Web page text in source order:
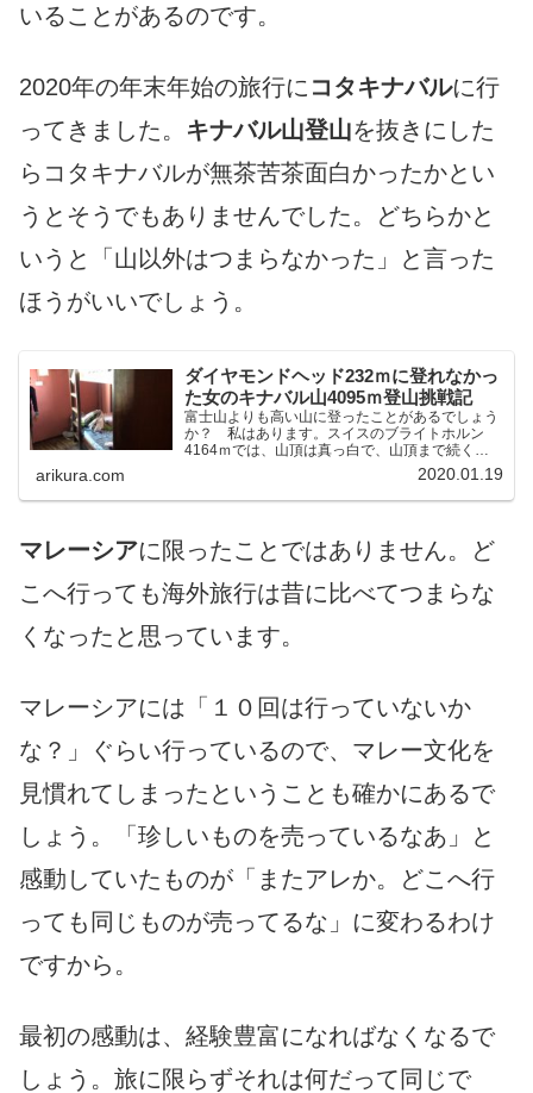
いることがあるのです。
2020年の年末年始の旅行に コタキナバルに行
ってきました。 キナバル山登山を抜きにした
らコタキナバルが無茶苦茶面白かったかとい
うとそうでもありませんでした。どちらかと
いうと「山以外はつまらなかった」と言った
ほうがいいでしょう。
ダイヤモンドヘッド232ｍに登れなかっ
た女のキナバル山4095ｍ登山挑戦記
富士山よりも高い山に登ったことがあるでしょう
か？ 私はあります。スイスのブライトホルン
4164ｍでは、山頂は真っ白で、山頂まで続く氷
河の上を南アフリカ人とザイルで体を結んで登頂
しました。台湾のニイタカヤマ（玉山）3952ｍ
では、登山者の半数...
arikura.com 2020.01.19
マレーシアに限ったことではありません。ど
こへ行っても海外旅行は昔に比べてつまらな
くなったと思っています。
マレーシアには「１０回は行っていないか
な？」ぐらい行っているので、マレー文化を
見慣れてしまったということも確かにあるで
しょう。「珍しいものを売っているなあ」と
感動していたものが「またアレか。どこへ行
っても同じものが売ってるな」に変わるわけ
ですから。
最初の感動は、経験豊富になればなくなるで
しょう。旅に限らずそれは何だって同じで